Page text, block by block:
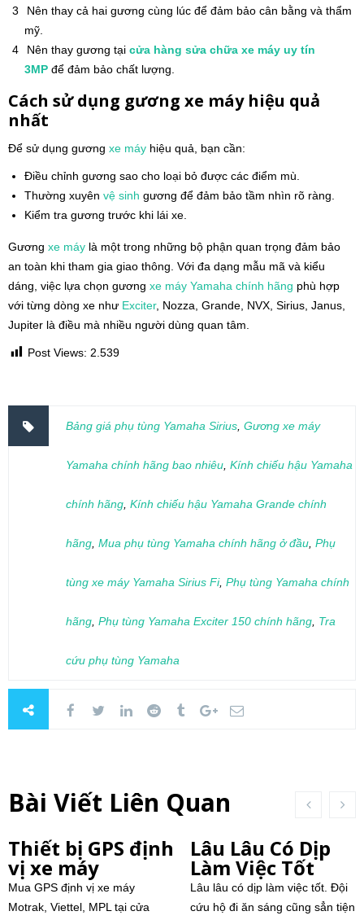
Nên thay cả hai gương cùng lúc để đảm bảo cân bằng và thẩm
mỹ.
Nên thay gương tại cửa hàng sửa chữa xe máy uy tín
3MP để đảm bảo chất lượng.
Cách sử dụng gương xe máy hiệu quả
nhất
Để sử dụng gương xe máy hiệu quả, bạn cần:
Điều chỉnh gương sao cho loại bỏ được các điểm mù.
Thường xuyên vệ sinh gương để đảm bảo tầm nhìn rõ ràng.
Kiểm tra gương trước khi lái xe.
Gương xe máy là một trong những bộ phận quan trọng đảm bảo
an toàn khi tham gia giao thông. Với đa dạng mẫu mã và kiểu
dáng, việc lựa chọn gương xe máy Yamaha chính hãng phù hợp
với từng dòng xe như Exciter, Nozza, Grande, NVX, Sirius, Janus,
Jupiter là điều mà nhiều người dùng quan tâm.
Post Views: 2.539
Bảng giá phụ tùng Yamaha Sirius Gương xe máy
Yamaha chính hãng bao nhiêu Kính chiếu hậu Yamaha
chính hãng Kính chiếu hậu Yamaha Grande chính
hãng Mua phụ tùng Yamaha chính hãng ở đầu Phụ
tùng xe máy Yamaha Sirius Fi, Phụ tùng Yamaha chính
hãng Phụ tùng Yamaha Exciter 150 chính hãng Tra
cứu phụ tùng Yamaha
Bài Viết Liên Quan
Thiết bị GPS định
vị xe máy
Mua GPS định vị xe máy
Motrak, Viettel, MPL tại cửa
Lâu Lâu Có Dịp
Làm Việc Tốt
Lâu lâu có dịp làm việc tốt. Đội
cứu hộ đi ăn sáng cũng sẳn tiện